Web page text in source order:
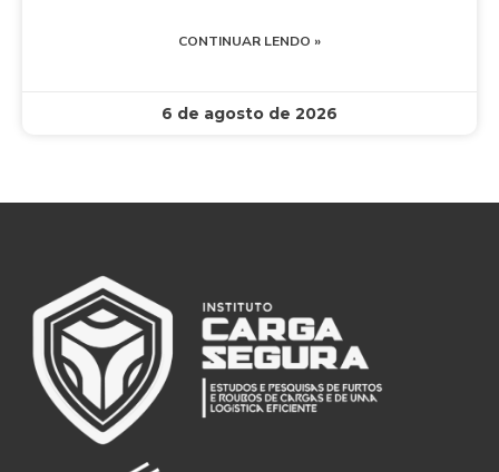
CONTINUAR LENDO »
6 de agosto de 2026